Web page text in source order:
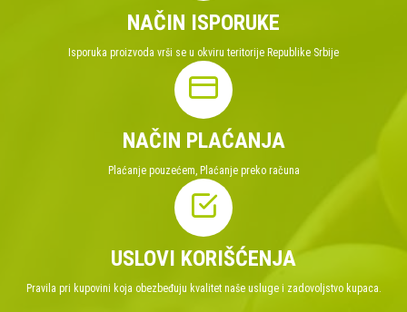
NAČIN ISPORUKE
Isporuka proizvoda vrši se u okviru teritorije Republike Srbije
NAČIN PLAĆANJA
Plaćanje pouzećem, Plaćanje preko računa
USLOVI KORIŠĆENJA
Pravila pri kupovini koja obezbeđuju kvalitet naše usluge i zadovoljstvo kupaca.